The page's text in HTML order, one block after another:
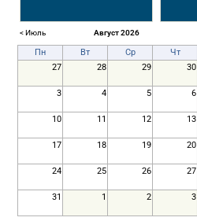
< Июль Август 2026
Пн Вт Ср Чт
27
28 29 30
3 4 5 6
10 11 12 13
17 18 19 20
24 25 26 27
31 1 2 3